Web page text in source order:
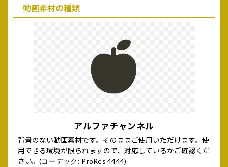
動画素材の種類
アルファチャンネル
背景のない動画素材です。そのままご使用いただけます。使
用できる環境が限られますので、対応しているかご確認くだ
さい。 (コーデック: ProRes 4444)